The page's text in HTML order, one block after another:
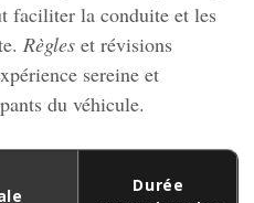
faciliter la conduite et les
Règles et révisions
sereine et
du véhicule.
Durée